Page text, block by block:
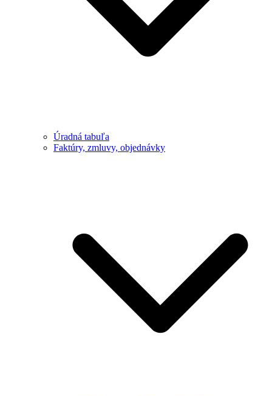
Úradná tabuľa
Faktúry, zmluvy, objednávky